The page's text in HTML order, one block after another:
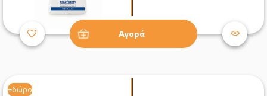
Αγορά
+δώρο
+δώρο